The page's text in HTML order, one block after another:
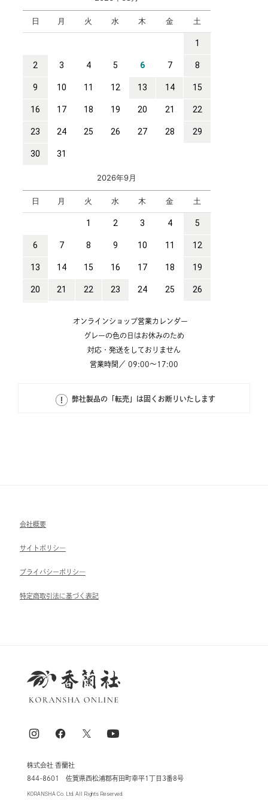
オンラインショップ営業カレンダー
グレーの色の日はお休みのため
対応・発送をしておりません
営業時間／ 09:00～17:00
弊社製品の「転売」は固くお断りいたします
会社概要
サイトポリシ―
ブライパシーポリシ―
特定商取引法に基づく表記
株式会社 香蘭社
844-8601 佐賀県西松浦郡有田町幸平1丁目3番8号
KORANSHA Co. Ltd. All Rights Reserved.